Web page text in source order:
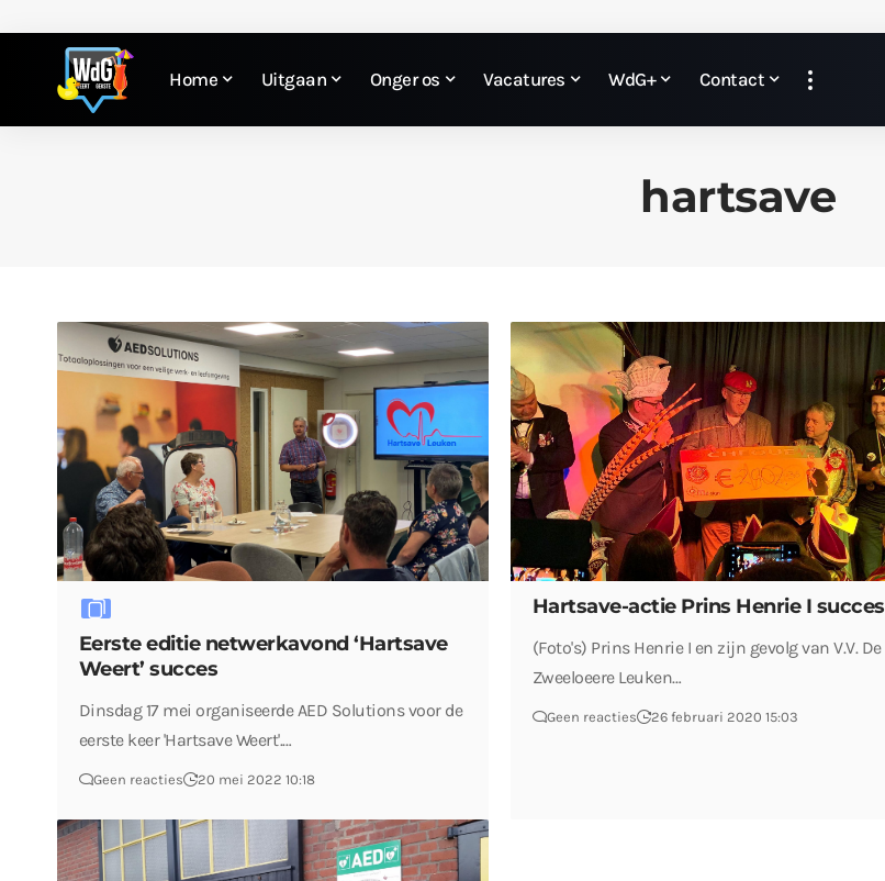
Home Uitgaan Onger os Vacatures WdG+ Contact
hartsave
Eerste editie netwerkavond ‘Hartsave
Weert’ succes
Dinsdag 17 mei organiseerde AED Solutions voor de
eerste keer 'Hartsave Weert'.…
Geen reacties 20 mei 2022 10:18
Hartsave-actie Prins Henrie I succes
(Foto's) Prins Henrie I en zijn gevolg van V.V. De
Zweeloeere Leuken…
Geen reacties 26 februari 2020 15:03